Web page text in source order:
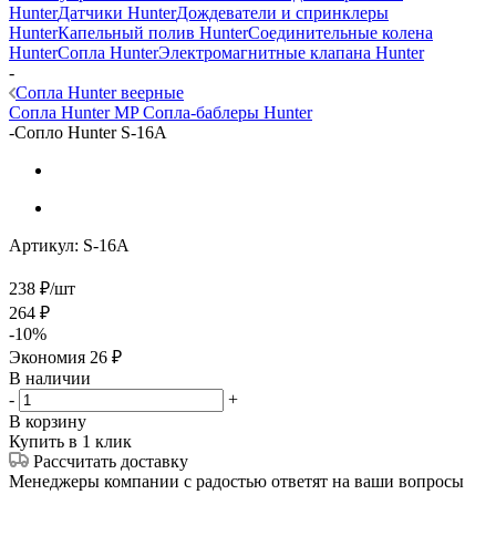
HunterДатчики HunterДождеватели и спринклеры
HunterКапельный полив HunterСоединительные колена
HunterСопла HunterЭлектромагнитные клапана Hunter
-
Сопла Hunter веерные
Сопла Hunter MPСопла-баблеры Hunter
-Сопло Hunter S-16A
Артикул: S-16A
238 ₽/шт
264 ₽
-10%
Экономия 26 ₽
В наличии
-
+
В корзину
Купить в 1 клик
Рассчитать доставку
Менеджеры компании с радостью ответят на ваши вопросы